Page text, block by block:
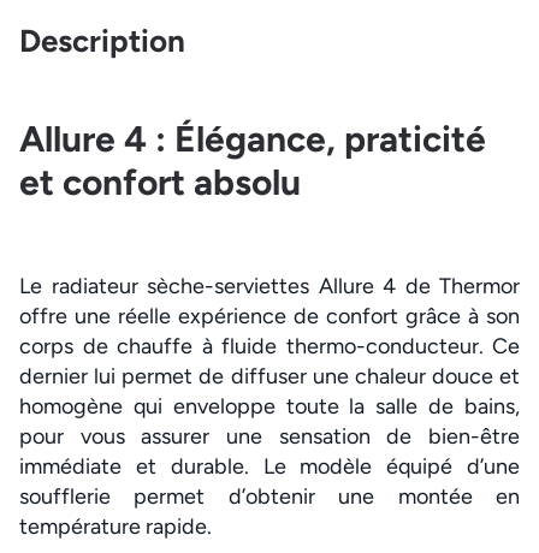
Description
Allure 4 : Élégance, praticité
et confort absolu
Le radiateur sèche-serviettes Allure 4 de Thermor
offre une réelle expérience de confort grâce à son
corps de chauffe à fluide thermo-conducteur. Ce
dernier lui permet de diffuser une chaleur douce et
homogène qui enveloppe toute la salle de bains,
pour vous assurer une sensation de bien-être
immédiate et durable. Le modèle équipé d’une
soufflerie permet d’obtenir une montée en
température rapide.